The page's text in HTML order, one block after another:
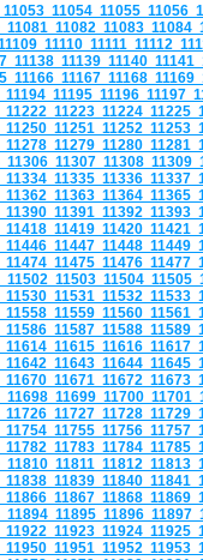
11053 11054 11055 11056
11081 11082 11083 11084
11110 11111 11112
11138 11139 11140 11141
11166 11167 11168 11169
11194 11195 11196 11197
11222 11223 11224 11225
11250 11251 11252 11253
11278 11279 11280 11281
11306 11307 11308 11309
11334 11335 11336 11337
11362 11363 11364 11365
11390 11391 11392 11393
11418 11419 11420 11421
11446 11447 11448 11449
11474 11475 11476 11477
11502 11503 11504 11505
11530 11531 11532 11533
11558 11559 11560 11561
11586 11587 11588 11589
11614 11615 11616 11617
11642 11643 11644 11645
11670 11671 11672 11673
11698 11699 11700 11701
11726 11727 11728 11729
11754 11755 11756 11757
11782 11783 11784 11785
11810 11811 11812 11813
11838 11839 11840 11841
11866 11867 11868 11869
11894 11895 11896 11897
11922 11923 11924 11925
11950 11951 11952 11953